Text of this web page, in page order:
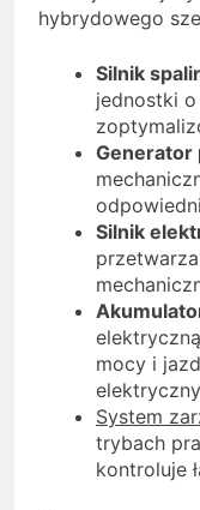
hybrydowego
Silnik
jednostki o
Generator
Silnik
mocy i
System
trybach
kontroluje